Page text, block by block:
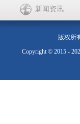
新闻资讯
版权所
Copyright © 2015 -